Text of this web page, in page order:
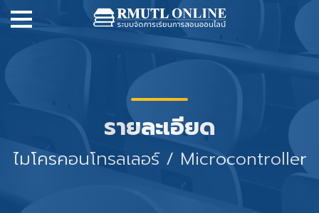
รายละเอียด
ไมโครคอนโทรลเลอร์ / Microcontroller